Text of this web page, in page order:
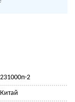
231000п-2
Китай